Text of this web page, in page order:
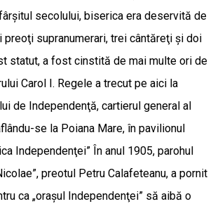
secolului, biserica era deservită de
preoţi supranumerari, trei cântăreţi şi doi
statut, a fost cinstită de mai multe ori de
Carol I. Regele a trecut pe aici la
de Independenţă, cartierul general al
se la Poiana Mare, în pavilionul
Independenţei” În anul 1905, parohul
preotul Petru Calafeteanu, a pornit
ca „oraşul Independenţei” să aibă o